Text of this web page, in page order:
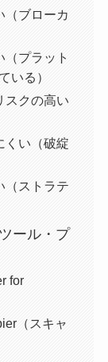
（ブローカ
プラット
いる）
スクの高い
くい（破綻
（ストラテ
ール・プ
for
（スキャ